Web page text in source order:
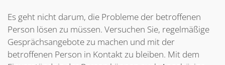
Es geht nicht darum, die Probleme der betroffenen
Person lösen zu müssen. Versuchen Sie, regelmäßige
Gesprächsangebote zu machen und mit der
betroffenen Person in Kontakt zu bleiben. Mit dem